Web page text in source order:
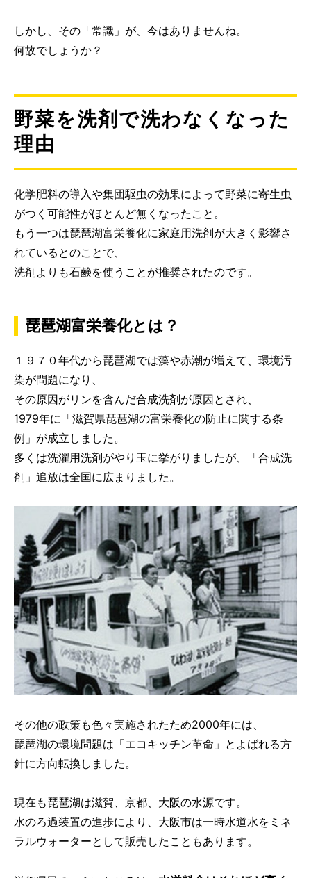
しかし、その「常識」が、今はありませんね。
何故でしょうか？
野菜を洗剤で洗わなくなった
理由
化学肥料の導入や集団駆虫の効果によって野菜に寄生虫
がつく可能性がほとんど無くなったこと。
もう一つは琵琶湖富栄養化に家庭用洗剤が大きく影響さ
れているとのことで、
洗剤よりも石鹸を使うことが推奨されたのです。
琵琶湖富栄養化とは？
１９７０年代から琵琶湖では藻や赤潮が増えて、環境汚
染が問題になり、
その原因がリンを含んだ合成洗剤が原因とされ、
1979年に「滋賀県琵琶湖の富栄養化の防止に関する条
例」が成立しました。
多くは洗濯用洗剤がやり玉に挙がりましたが、「合成洗
剤」追放は全国に広まりました。
その他の政策も色々実施されたため2000年には、
琵琶湖の環境問題は「エコキッチン革命」とよばれる方
針に方向転換しました。
現在も琵琶湖は滋賀、京都、大阪の水源です。
水のろ過装置の進歩により、大阪市は一時水道水をミネ
ラルウォーターとして販売したこともあります。